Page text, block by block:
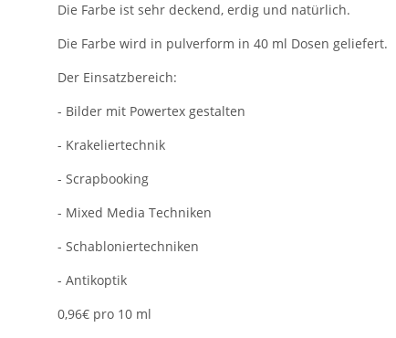
Die Farbe ist sehr deckend, erdig und natürlich.
Die Farbe wird in pulverform in 40 ml Dosen geliefert.
Der Einsatzbereich:
- Bilder mit Powertex gestalten
- Krakeliertechnik
- Scrapbooking
- Mixed Media Techniken
- Schabloniertechniken
- Antikoptik
0,96€ pro 10 ml